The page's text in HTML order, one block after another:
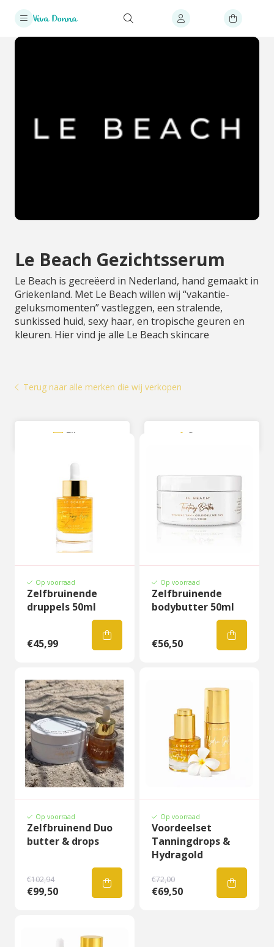
Le Beach Gezichtsserum
Le Beach is gecreëerd in Nederland, hand gemaakt in
Griekenland. Met Le Beach willen wij “vakantie-
geluksmomenten” vastleggen, een stralende,
sunkissed huid, sexy haar, en tropische geuren en
kleuren. Hier vind je alle Le Beach skincare
Terug naar alle merken die wij verkopen
Filter Sorteer
Op voorraad
Zelfbruinende
druppels 50ml
€45,99
Op voorraad
Zelfbruinende
bodybutter 50ml
€56,50
Op voorraad
Zelfbruinend Duo
butter & drops
€102,94
€99,50
Op voorraad
Voordeelset
Tanningdrops &
Hydragold
€72,00
€69,50